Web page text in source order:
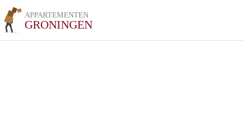
APPARTEMENTEN
GRONINGEN